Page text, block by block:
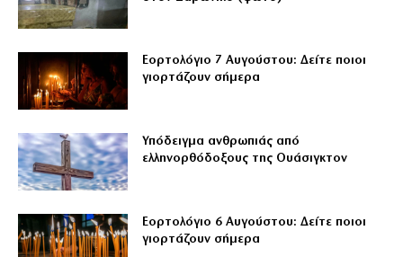
Εορτολόγιο 7 Αυγούστου: Δείτε ποιοι
γιορτάζουν σήμερα
Υπόδειγμα ανθρωπιάς από
ελληνορθόδοξους της Ουάσιγκτον
Εορτολόγιο 6 Αυγούστου: Δείτε ποιοι
γιορτάζουν σήμερα